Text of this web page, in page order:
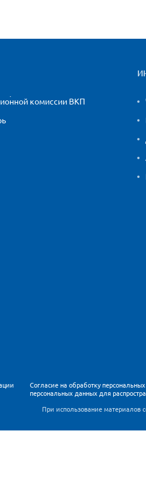
комиссии ВКП
Согласие на обработку
персональных данных для
При использование материалов